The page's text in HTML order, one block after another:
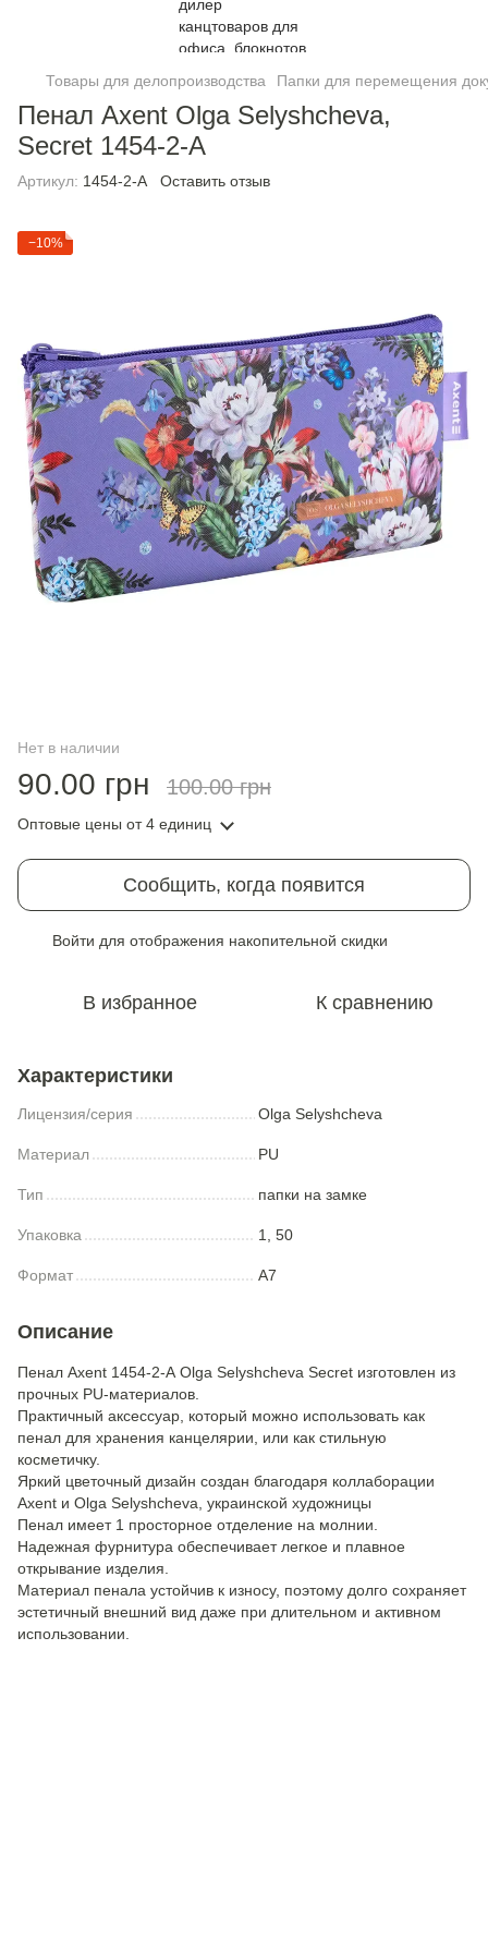
Товары для делопроизводства Папки для перемещения
Пенал Axent Olga Selyshcheva,
Secret 1454-2-А
Артикул: 1454-2-А Оставить отзыв
−10%
Нет в наличии
90.00 грн 100.00 грн
Оптовые цены от 4 единиц
Сообщить, когда появится
Войти для отображения накопительной скидки
В избранное К сравнению
Характеристики
Лицензия/серия Olga Selyshcheva
Материал PU
Тип папки на замке
Упаковка 1, 50
Формат A7
Описание
Пенал Axent 1454-2-А Olga Selyshcheva Secret изготовлен из
прочных PU-материалов.
Практичный аксессуар, который можно использовать как
пенал для хранения канцелярии, или как стильную
косметичку.
Яркий цветочный дизайн создан благодаря коллаборации
Axent и Olga Selyshcheva, украинской художницы
Пенал имеет 1 просторное отделение на молнии.
Надежная фурнитура обеспечивает легкое и плавное
открывание изделия.
Материал пенала устойчив к износу, поэтому долго сохраняет
эстетичный внешний вид даже при длительном и активном
использовании.